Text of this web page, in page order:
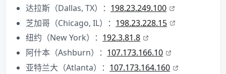
达拉斯（Dallas, TX）： 198.23.249.100
芝加哥（Chicago, IL）： 198.23.228.15
纽约（New York）： 192.3.81.8
阿什本（Ashburn）： 107.173.166.10
亚特兰大（Atlanta）： 107.173.164.160